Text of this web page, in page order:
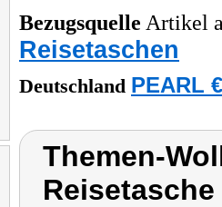
Bezugsquelle Artikel
Reisetaschen
Deutschland PEARL
Themen-
Reisetasche